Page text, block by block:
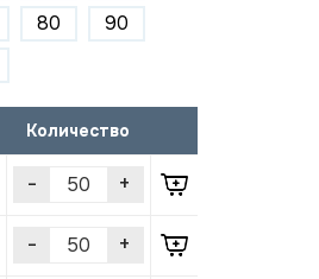
80
90
Количество
- +
- +